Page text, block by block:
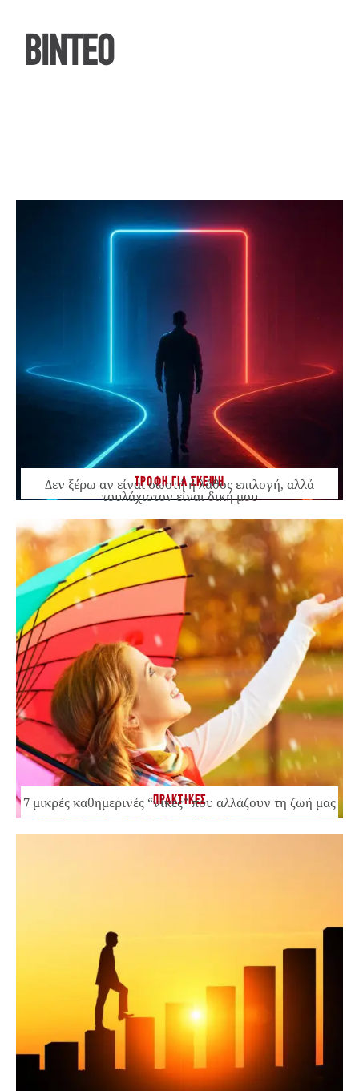
ΒΙΝΤΕΟ
ΤΡΟΦΗ ΓΙΑ ΣΚΕΨΗ
Δεν ξέρω αν είναι σωστή ή λάθος επιλογή, αλλά
τουλάχιστον είναι δική μου
ΠΡΑΚΤΙΚΕΣ
7 μικρές καθημερινές “νίκες” που αλλάζουν τη ζωή μας